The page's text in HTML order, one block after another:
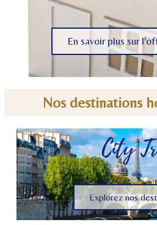
En savoir plus sur
Nos destinations
City
Explorez nos